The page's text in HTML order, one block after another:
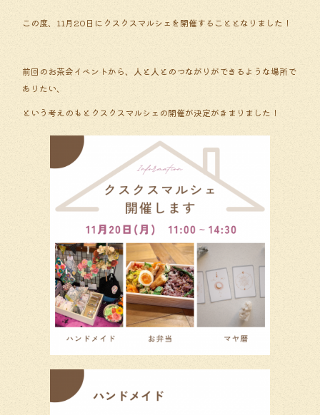
この度、11月20日にクスクスマルシェを開催することとなりました！
前回のお茶会イベントから、人と人とのつながりができるような場所で
ありたい、
という考えのもとクスクスマルシェの開催が決定がきまりました！